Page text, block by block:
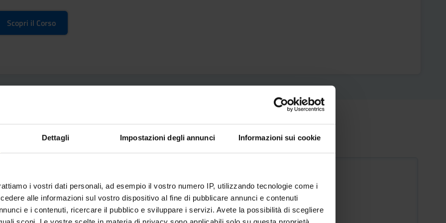
Dettagli Impostazioni degli annunci Informazioni sui cookie
i vostri dati personali, ad esempio il vostro numero IP, utilizzando tecnologie come i
alle informazioni sul vostro dispositivo al fine di pubblicare annunci e contenuti
e i contenuti, ricercare il pubblico e sviluppare i servizi. Avete la possibilità di scegliere
Scopri il Corso
n. 270 del 2004 o del Decreto Ministeriale n. 509 del
gli ordinamenti previgenti;
Minimo10
Massimo30
Uditori No